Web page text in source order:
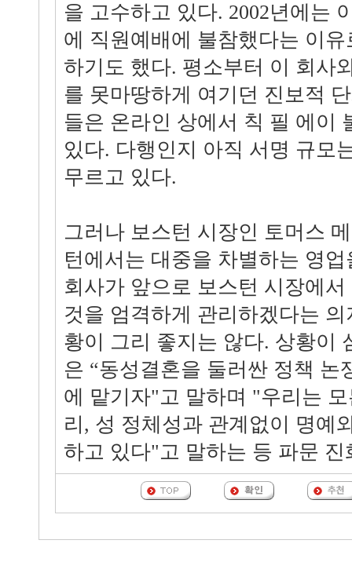
을 고수하고 있다. 2002년에는
에 직원예배에 불참했다는 이
하기도 했다. 평소부터 이 회사
를 못마땅하게 여기던 진보적
들은 온라인 상에서 칙 필 에이
있다. 다행인지 아직 서명 규모
무르고 있다.
그러나 보스턴 시장인 토머스
턴에서는 대중을 차별하는 영
회사가 앞으로 보스턴 시장에
것을 엄격하게 관리하겠다는
황이 그리 좋지는 않다. 상황이
은 “동성결혼을 둘러싼 정책 논
에 맡기자"고 말하며 "우리는
리, 성 정체성과 관계없이 명예
하고 있다"고 말하는 등 파문